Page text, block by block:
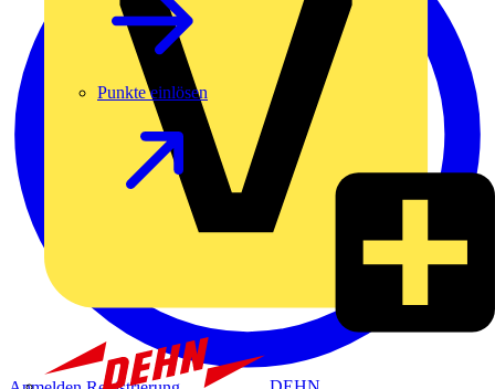
Punkte einlösen